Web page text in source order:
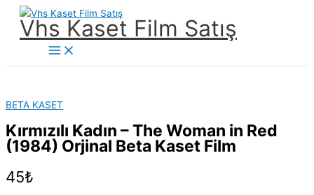
İçeriğe
Vhs Kaset Film Satış
Main
Menu
BETA KASET
Kırmızılı Kadın – The Woman in Red
(1984) Orjinal Beta Kaset Film
45₺